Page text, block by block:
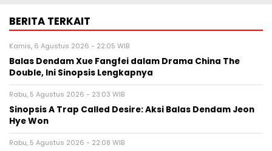
BERITA TERKAIT
Kamis, 6 Agustus 2026 - 22:05 WIB
Balas Dendam Xue Fangfei dalam Drama China The
Double, Ini Sinopsis Lengkapnya
Rabu, 5 Agustus 2026 - 23:03 WIB
Sinopsis A Trap Called Desire: Aksi Balas Dendam Jeon
Hye Won
Rabu, 5 Agustus 2026 - 22:08 WIB